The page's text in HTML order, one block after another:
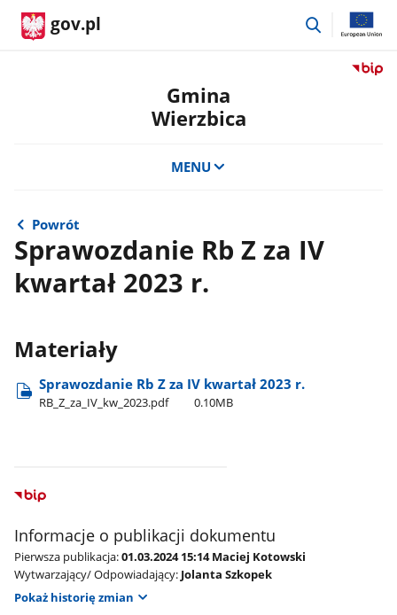
gov.pl
przejdź
Przejdź
Gmina
Wierzbica
MENU
Powrót
Sprawozdanie Rb Z za IV
kwartał 2023 r.
Materiały
Sprawozdanie Rb Z za IV kwartał 2023 r.
RB​_Z​_za​_IV​_kw​_2023.pdf 0.10MB
Informacje o publikacji dokumentu
Pierwsza publikacja:01.03.2024 15:14 Maciej Kotowski
Wytwarzający/ Odpowiadający: Jolanta Szkopek
Pokaż historię zmian